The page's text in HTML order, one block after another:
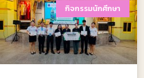
กิจกรรมนักศึกษา